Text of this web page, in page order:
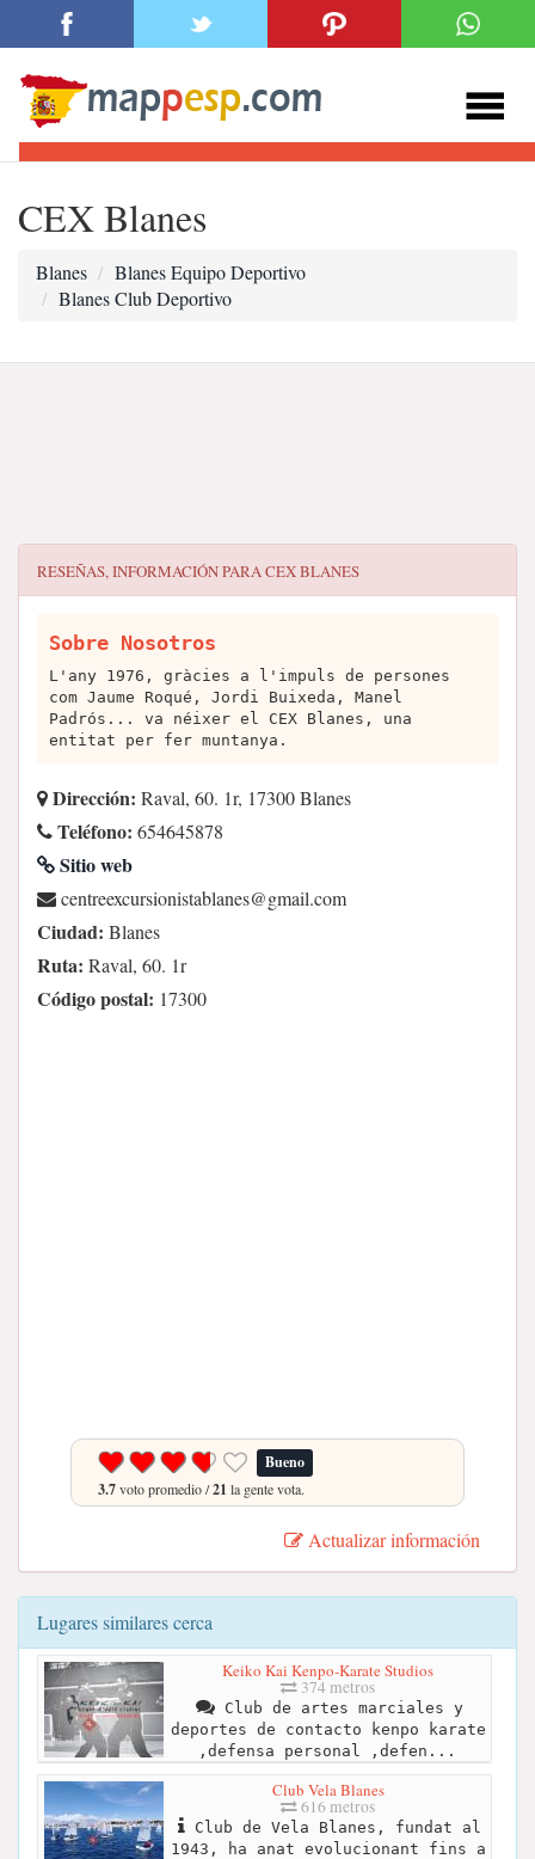
CEX Blanes
Blanes
Blanes Equipo Deportivo
Blanes Club Deportivo
RESEÑAS, INFORMACIÓN PARACEX BLANES
Sobre Nosotros
L'any 1976, gràcies a l'impuls de persones
com Jaume Roqué, Jordi Buixeda, Manel
Padrós... va néixer el CEX Blanes, una
entitat per fer muntanya.
Dirección: Raval, 60. 1r, 17300 Blanes
Teléfono: 654645878
Sitio web
moc.liamg@senalbatsinoisrucxeertnec
Ciudad: Blanes
Ruta: Raval, 60. 1r
Código postal: 17300
Bueno
3.7voto promedio /21 la gente vota.
Actualizar información
Lugares similares cerca
Keiko Kai Kenpo-Karate Studios
374 metros
Club de artes marciales y
deportes de contacto kenpo karate
,defensa personal ,defen...
Club Vela Blanes
616 metros
Club de Vela Blanes, fundat al
1943, ha anat evolucionant fins a